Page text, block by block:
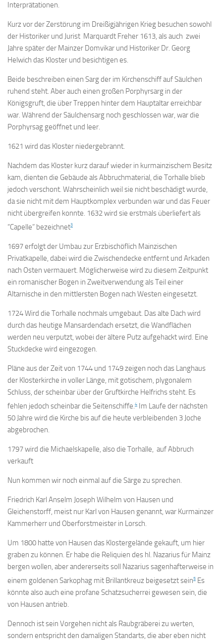
Interprätationen.
Kurz vor der Zerstörung im Dreißigjährigen Krieg besuchen sowohl
der Historiker und Jurist Marquardt Freher 1613, als auch zwei
Jahre später der Mainzer Domvikar und Historiker Dr. Georg
Helwich das Kloster und besichtigen es.
Beide beschreiben einen Sarg der im Kirchenschiff auf Säulchen
ruhend steht. Aber auch einen großen Porphyrsarg in der
Königsgruft, die über Treppen hinter dem Hauptaltar erreichbar
war. Während der Säulchensarg noch geschlossen war, war die
Porphyrsag geöffnet und leer.
1621 wird das Kloster niedergebrannt.
Nachdem das Kloster kurz darauf wieder in kurmainzischem Besitz
kam, dienten die Gebäude als Abbruchmaterial, die Torhalle blieb
jedoch verschont. Wahrscheinlich weil sie nicht beschädigt wurde,
da sie nicht mit dem Hauptkomplex verbunden war und das Feuer
nicht übergreifen konnte. 1632 wird sie erstmals überliefert als
“Capelle” bezeichnet3
1697 erfolgt der Umbau zur Erzbischöflich Mainzischen
Privatkapelle, dabei wird die Zwischendecke entfernt und Arkaden
nach Osten vermauert. Möglicherweise wird zu diesem Zeitpunkt
ein romanischer Bogen in Zweitverwendung als Teil einer
Altarnische in den mittlersten Bogen nach Westen eingesetzt.
1724 Wird die Torhalle nochmals umgebaut. Das alte Dach wird
durch das heutige Mansardendach ersetzt, die Wandflächen
werden neu verputzt, wobei der ältere Putz aufgehackt wird. Eine
Stuckdecke wird eingezogen.
Pläne aus der Zeit von 1744 und 1749 zeigen noch das Langhaus
der Klosterkirche in voller Länge, mit gotischem, plygonalem
Schluss, der scheinbar über der Gruftkirche Helfrichs steht. Es
fehlen jedoch scheinbar die Seitenschiffe.4 Im Laufe der nächsten
50 Jahre wird die Kirche bis auf die heute verbleibenden 3 Joche
abgebrochen.
1797 wird die Michaelskapelle, also die Torhalle, auf Abbruch
verkauft
Nun kommen wir noch einmal auf die Särge zu sprechen.
Friedrich Karl Anselm Joseph Wilhelm von Hausen und
Gleichenstorff, meist nur Karl von Hausen genannt, war Kurmainzer
Kammerherr und Oberforstmeister in Lorsch.
Um 1800 hatte von Hausen das Klostergelände gekauft, um hier
graben zu können. Er habe die Reliquien des hl. Nazarius für Mainz
bergen wollen, aber andererseits soll Nazarius sagenhafterweise in
einem goldenen Sarkophag mit Brillantkreuz beigesetzt sein5 Es
könnte also auch eine profane Schatzsucherrei gewesen sein, die
von Hausen antrieb.
Dennoch ist sein Vorgehen nicht als Raubgräberei zu werten,
sondern entspricht den damaligen Standarts, die aber eben nicht